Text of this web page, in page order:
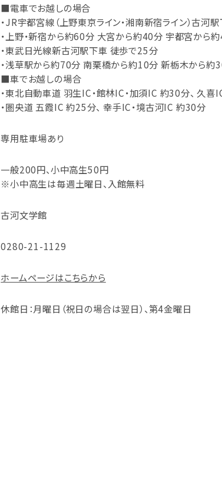
■電車でお越しの場合
・JR宇都宮線（上野東京ライン・湘南新宿ライン）古河
・上野・新宿から約60分 大宮から約40分 宇都宮から
・東武日光線新古河駅下車 徒歩で25分
・浅草駅から約70分 南栗橋から約10分 新栃木から約
■車でお越しの場合
・東北自動車道 羽生IC・館林IC・加須IC 約30分、 久
・圏央道 五霞IC 約25分、 幸手IC・境古河IC 約30分
専用駐車場あり
一般200円、小中高生50円
※小中高生は毎週土曜日、入館無料
古河文学館
0280-21-1129
ホームページはこちらから
休館日：月曜日（祝日の場合は翌日）、第4金曜日